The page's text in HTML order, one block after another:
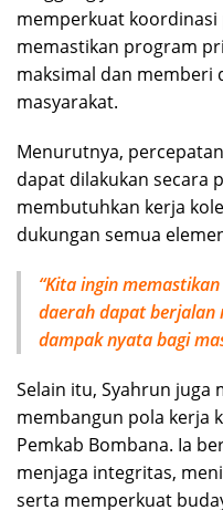
memperkuat
memastikan program
maksimal dan memberi
masyarakat.
Menurutnya,
dapat dilakukan secara
membutuhkan kerja
dukungan semua
“Kita ingin
daerah dapat berjalan
dampak nyata bagi
Selain itu, Syahrun juga
membangun pola kerja
Pemkab Bombana. Ia
menjaga integritas,
serta memperkuat